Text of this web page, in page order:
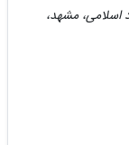
اسلامی، مشهد،